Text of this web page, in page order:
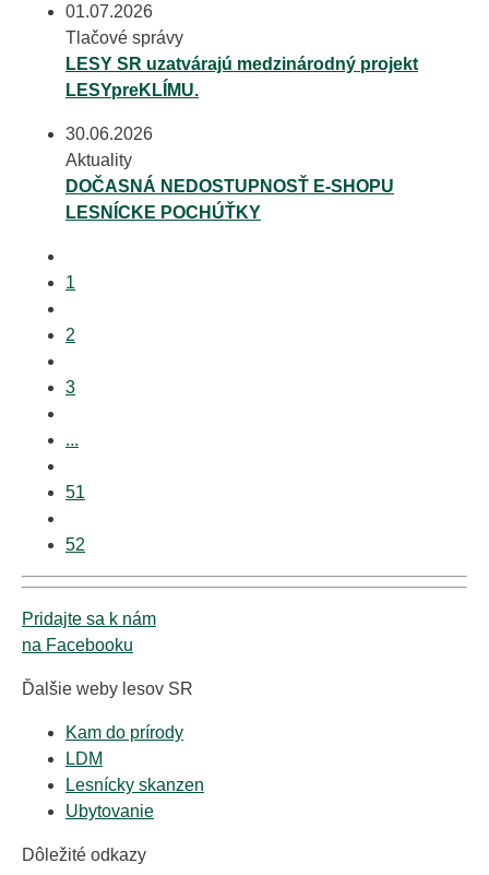
01.07.2026
Tlačové správy
LESY SR uzatvárajú medzinárodný projekt
LESYpreKLÍMU.
30.06.2026
Aktuality
DOČASNÁ NEDOSTUPNOSŤ E‑SHOPU
LESNÍCKE POCHÚŤKY
1
2
3
...
51
52
Pridajte sa k nám
na Facebooku
Ďalšie weby lesov SR
Kam do prírody
LDM
Lesnícky skanzen
Ubytovanie
Dôležité odkazy